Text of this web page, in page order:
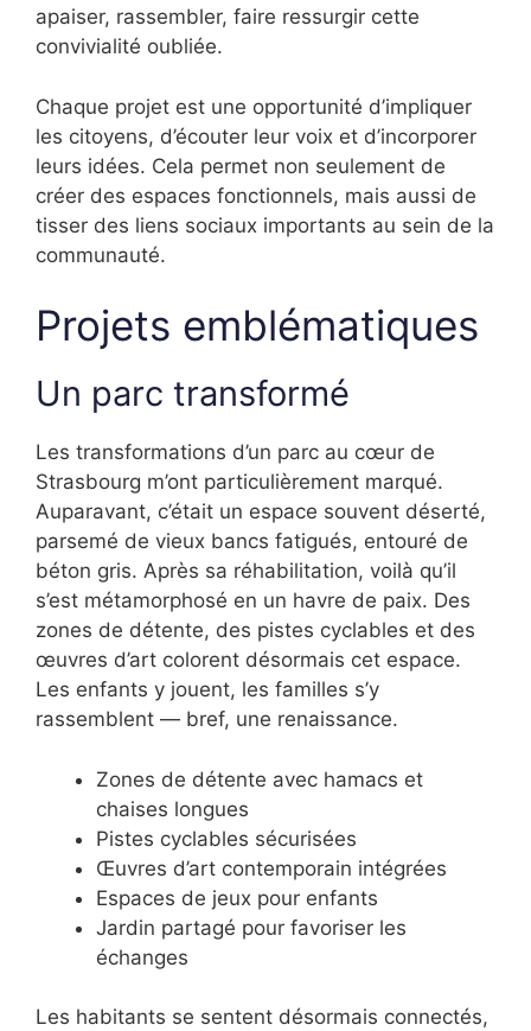
apaiser, rassembler, faire ressurgir cette
convivialité oubliée.
Chaque projet est une opportunité d’impliquer
les citoyens, d’écouter leur voix et d’incorporer
leurs idées. Cela permet non seulement de
créer des espaces fonctionnels, mais aussi de
tisser des liens sociaux importants au sein de la
communauté.
Projets emblématiques
Un parc transformé
Les transformations d’un parc au cœur de
Strasbourg m’ont particulièrement marqué.
Auparavant, c’était un espace souvent déserté,
parsemé de vieux bancs fatigués, entouré de
béton gris. Après sa réhabilitation, voilà qu’il
s’est métamorphosé en un havre de paix. Des
zones de détente, des pistes cyclables et des
œuvres d’art colorent désormais cet espace.
Les enfants y jouent, les familles s’y
rassemblent — bref, une renaissance.
Zones de détente avec hamacs et
chaises longues
Pistes cyclables sécurisées
Œuvres d’art contemporain intégrées
Espaces de jeux pour enfants
Jardin partagé pour favoriser les
échanges
Les habitants se sentent désormais connectés,